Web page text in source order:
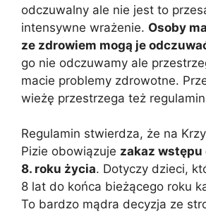
odczuwalny ale nie jest to
intensywne wrażenie. Osoby
ze zdrowiem mogą je
go nie odczuwamy ale
macie problemy zdrowotne.
wieżę przestrzega też
Regulamin stwierdza, że na
Pizie obowiązuje zakaz
8. roku życia. Dotyczy dzieci,
8 lat do końca bieżącego roku
To bardzo mądra decyzja ze